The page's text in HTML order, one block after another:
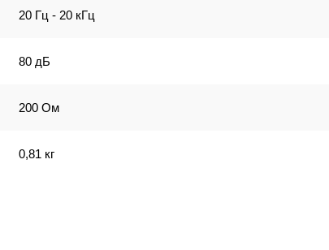
20 Гц - 20 кГц
80 дБ
200 Ом
0,81 кг